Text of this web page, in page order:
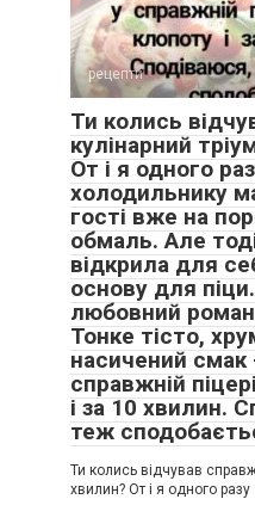
рецепти
Ти колись
кулінарний
От і я одного
холодильнику
гості вже на
обмаль. Але
відкрила для
основу для
любовний
Тонке тісто,
насичений смак
справжній
і за 10 хвилин.
теж
Ти колись відчував
хвилин? От і я одного разу